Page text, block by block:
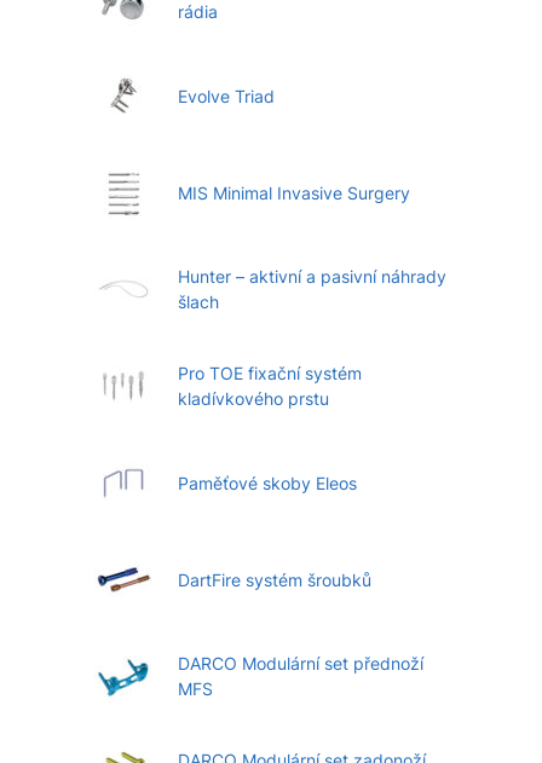
rádia
Evolve Triad
MIS Minimal Invasive Surgery
Hunter – aktivní a pasivní náhrady
šlach
Pro TOE fixační systém
kladívkového prstu
Paměťové skoby Eleos
DartFire systém šroubků
DARCO Modulární set přednoží
MFS